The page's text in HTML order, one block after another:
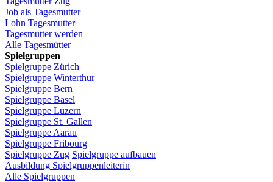
Job als Tagesmutter
Lohn Tagesmutter
Tagesmutter werden
Alle Tagesmütter
Spielgruppen
Spielgruppe Zürich
Spielgruppe Winterthur
Spielgruppe Bern
Spielgruppe Basel
Spielgruppe Luzern
Spielgruppe St. Gallen
Spielgruppe Aarau
Spielgruppe Fribourg
Spielgruppe Zug Spielgruppe aufbauen
Ausbildung Spielgruppenleiterin
Alle Spielgruppen